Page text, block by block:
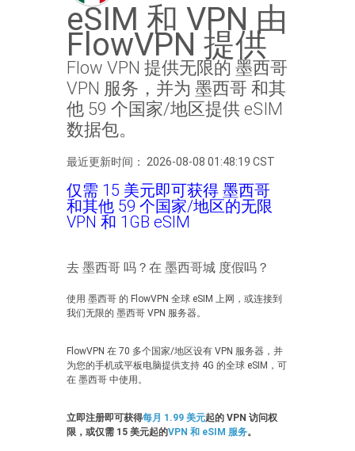
eSIM 和 VPN 由
FlowVPN 提供
Flow VPN 提供无限的 墨西哥
VPN 服务，并为 墨西哥 和其
他 59 个国家/地区提供 eSIM
数据包。
最近更新时间： 2026-08-08 01:48:19 CST
仅需 15 美元即可获得 墨西哥
和其他 59 个国家/地区的无限
VPN 和 1GB eSIM
去 墨西哥 吗？在 墨西哥城 度假吗？
使用 墨西哥 的 FlowVPN 全球 eSIM 上网，或连接到
我们无限的 墨西哥 VPN 服务器。
FlowVPN 在 70 多个国家/地区设有 VPN 服务器，并
为您的手机或平板电脑提供支持 4G 的全球 eSIM，可
在 墨西哥 中使用。
立即注册即可获得每月 1.99 美元起的 VPN 访问权
限，或仅需 15 美元起的VPN 和 eSIM 服务。